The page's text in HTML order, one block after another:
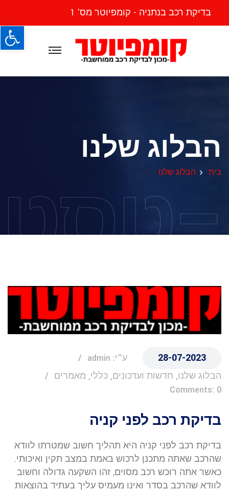
בדיקת רכב בנתניה - קומפיוטר מס' 1
הבלוג שלנו
בית הבלוג שלנו טסט
28-07-2023
ע"י: admin
הבלוג שלנו, חדשות ועדכונים, כללי, מאמרים
Comments: 0
בדיקת רכב לפני קניה
בדיקת רכב לפני קניה היא תהליך חשוב שמטרתו לוודא
שהרכב שאתה מתכנן לרכוש באמת במצב תקין ואיכותי.
כאשר אתה רוכש רכב מסוים, זהו השקעה גדולה וחשוב
לוודא שהרכב בסדר ואינו מעמיס עליך בעתיד בהוצאות